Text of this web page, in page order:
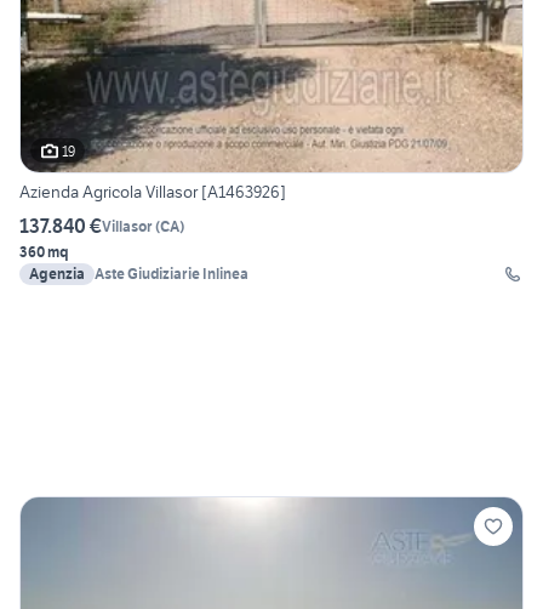
19
Azienda Agricola Villasor [A1463926]
137.840 €Villasor(CA)
360 mq
Agenzia Aste Giudiziarie Inlinea